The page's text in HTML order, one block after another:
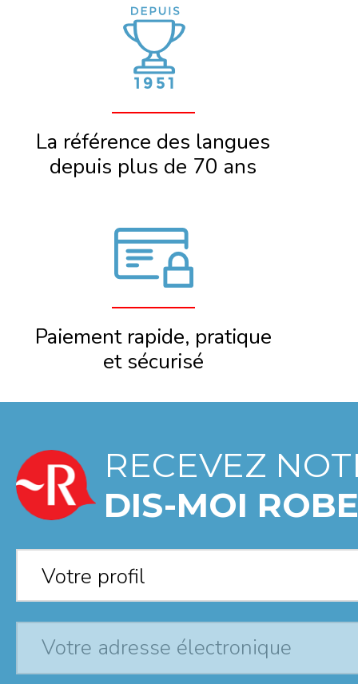
La référence des langues
depuis plus de 70 ans
Paiement rapide, pratique
et sécurisé
RECEVEZ
DIS-MOI
Votre profil*
Votre profil